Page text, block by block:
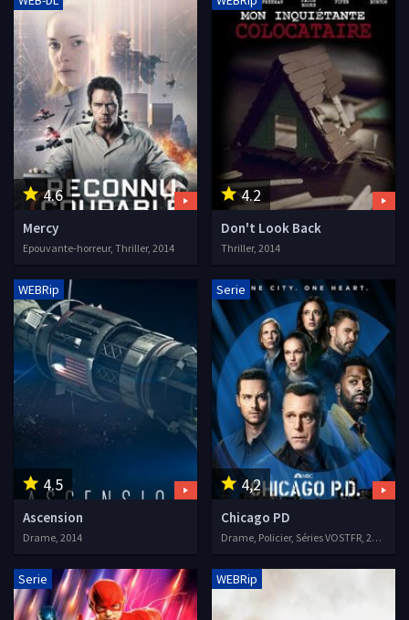
4.6
Mercy
Epouvante-horreur, Thriller, 2014
4.2
Don't Look Back
Thriller, 2014
4.5
WEBRip
Ascension
Drame, 2014
4,2
Serie
Chicago PD
Drame, Policier, Séries VOSTFR, 2014
Serie WEBRip